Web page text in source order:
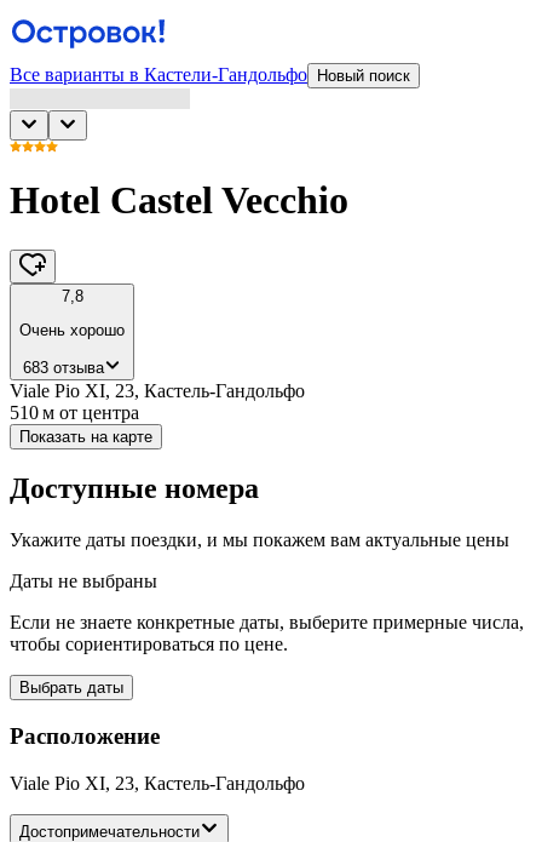
Все варианты в Кастели-Гандольфо Новый поиск
Hotel Castel Vecchio
7,8
Очень хорошо
683 отзыва
Viale Pio XI, 23, Кастель-Гандольфо
510 м от центра
Показать на карте
Доступные номера
Укажите даты поездки, и мы покажем вам актуальные цены
Даты не выбраны
Если не знаете конкретные даты, выберите примерные числа,
чтобы сориентироваться по цене.
Выбрать даты
Расположение
Viale Pio XI, 23, Кастель-Гандольфо
Достопримечательности